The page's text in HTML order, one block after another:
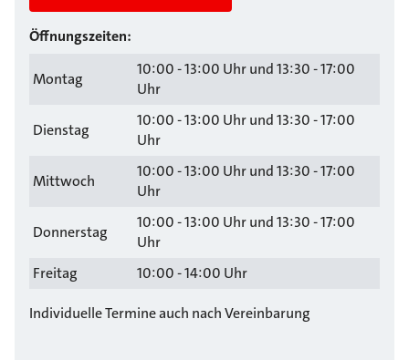
Öffnungszeiten:
Montag
10:00 - 13:00 Uhr und 13:30 - 17:00
Uhr
Dienstag
10:00 - 13:00 Uhr und 13:30 - 17:00
Uhr
Mittwoch
10:00 - 13:00 Uhr und 13:30 - 17:00
Uhr
Donnerstag
10:00 - 13:00 Uhr und 13:30 - 17:00
Uhr
Freitag
10:00 - 14:00 Uhr
Individuelle Termine auch nach Vereinbarung